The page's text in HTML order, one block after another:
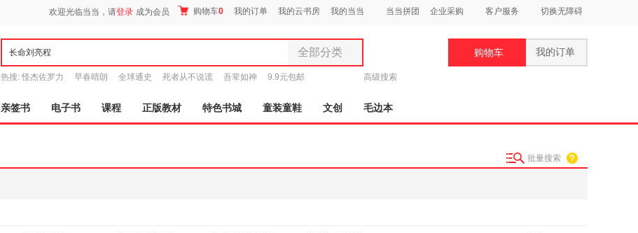
欢迎光临当当，请登录 成为会员 购物车0 我的订单 我的云书房 我的当当 当当拼团 企业采购 客户服务 切换无障碍
全部分类
全部分类
图书
电子书
热搜: 怪杰佐罗力 早春晴朗 全球通史 死者从不说谎 吾辈如神 9.9元包邮 高级搜索
购物车 我的订单
亲签书 电子书 课程 正版教材 特色书城 童装童鞋 文创 毛边本
批量搜索